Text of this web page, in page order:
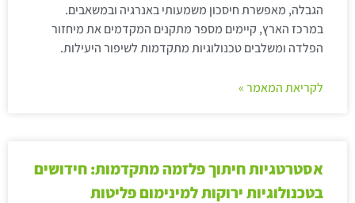
הגבלה, מאפשרת חיסכון משמעותי באנרגיה ובמשאבים.
במרכז הארץ, קיימים מספר מתקנים המקדמים את מיחזור
הפלדה ומשלבים טכנולוגיות מתקדמות לשיפור היעילות.
לקריאת המאמר »
אסטרטגיות חיתוך פלזמה מתקדמות: חידושים
בטכנולוגיות ירוקות למינימום פליטות